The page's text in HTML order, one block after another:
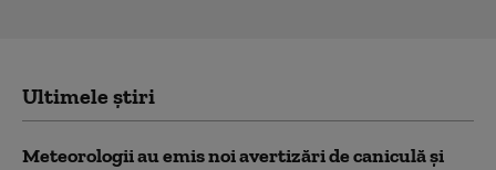
Ultimele știri
Meteorologii au emis noi avertizări de caniculă și